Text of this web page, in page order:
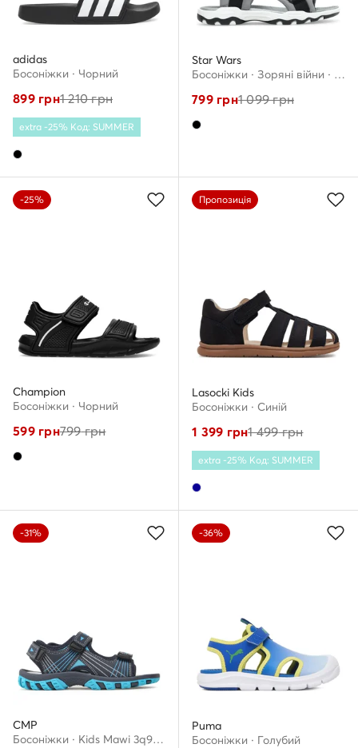
adidas
Босоніжки · Чорний
899грн1 210грн
extra -25% Код: SUMMER
Star Wars
Босоніжки · Зоряні війни · Чорний
799грн1 099грн
-25%
Champion
Босоніжки · Чорний
599грн799грн
Пропозиція
Lasocki Kids
Босоніжки · Cиній
1 399 грн1 499грн
extra -25% Код: SUMMER
-31%
CMP
Босоніжки · Kids Mawi 3q91086 · Сірий
-36%
Puma
Босоніжки · Голубий